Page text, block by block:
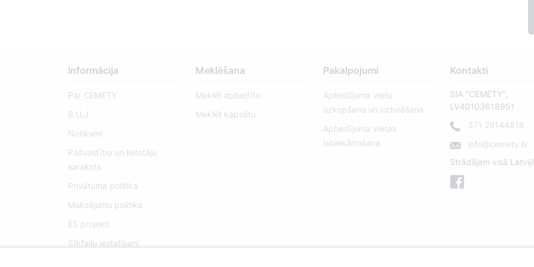
Informācija
Par CEMETY
B.U.J.
Notikumi
Pašvaldību un lietotāju
saraksts
Privātuma politika
Maksājumu politika
ES projekti
Sīkfailu iestatījumi
Meklēšana
Meklēt apbedīto
Meklēt kapsētu
Pakalpojumi
Apbedījuma vietu
uzkopšana un uzturēšana
Apbedījuma vietas
labiekārtošana
Kontakti
SIA "CEMETY",
LV40103618951
371 29144816
info@cemety.lv
Strādājam visā